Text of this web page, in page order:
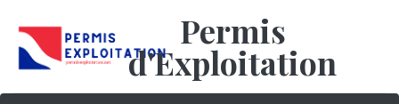
Permis
d'Exploitation